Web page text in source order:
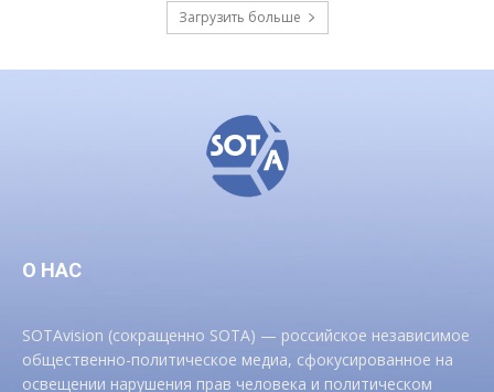
Загрузить больше
О НАС
SOTAvision (сокращенно SOTA) — российское независимое
общественно-политическое медиа, сфокусированное на
освещении нарушения прав человека и политическом